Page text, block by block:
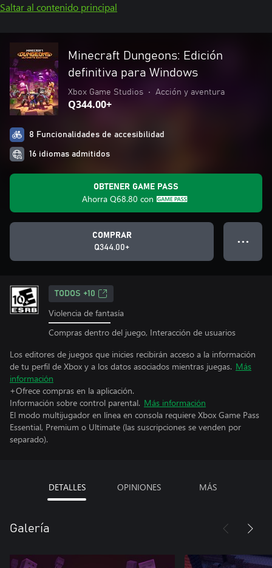
Saltar al contenido principal
Minecraft Dungeons: Edición
definitiva para Windows
Xbox Game Studios • Acción y aventura
Q344.00+
8 Funcionalidades de accesibilidad
16 idiomas admitidos
OBTENER GAME PASS
Ahorra Q68.80 con
COMPRAR
Q344.00+
● ● ●
TODOS +10
Violencia de fantasía
Compras dentro del juego, Interacción de usuarios
Los editores de juegos que inicies recibirán acceso a la información
de tu perfil de Xbox y a los datos asociados mientras juegas. Más
información
+Ofrece compras en la aplicación.
Información sobre control parental. Más información
El modo multijugador en línea en consola requiere Xbox Game Pass
Essential, Premium o Ultimate (las suscripciones se venden por
separado).
DETALLES OPINIONES MÁS
Galería